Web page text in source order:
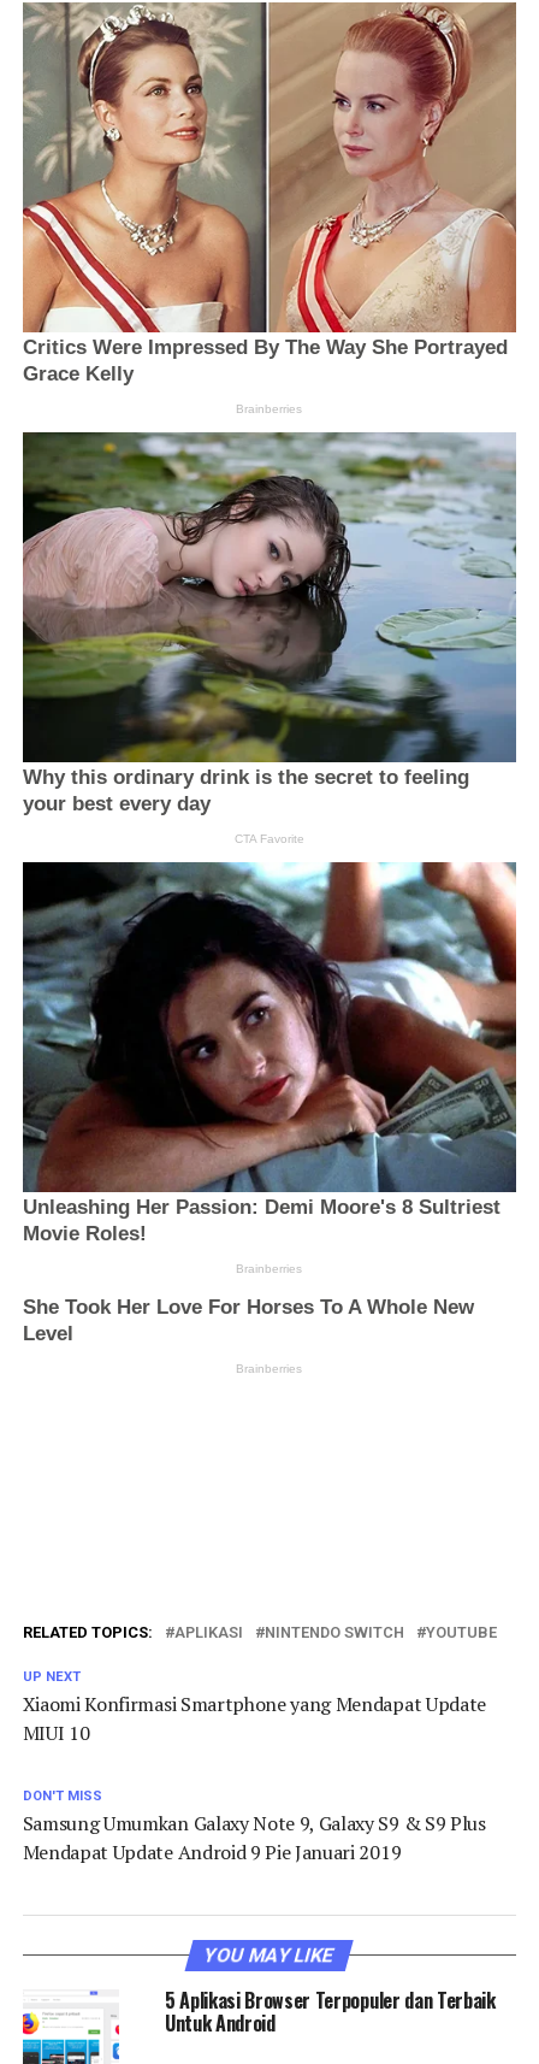
RELATED TOPICS: APLIKASI NINTENDO SWITCH YOUTUBE
UP NEXT
Xiaomi Konfirmasi Smartphone yang Mendapat Update
MIUI 10
DON'T MISS
Samsung Umumkan Galaxy Note 9, Galaxy S9 & S9 Plus
Mendapat Update Android 9 Pie Januari 2019
YOU MAY LIKE
5 Aplikasi Browser Terpopuler dan Terbaik
Untuk Android